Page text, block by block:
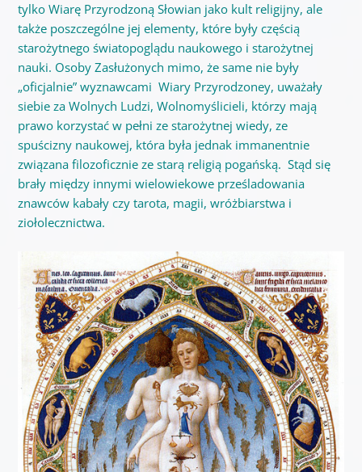
tylko Wiarę Przyrodzoną Słowian jako kult religijny, ale
także poszczególne jej elementy, które były częścią
starożytnego światopoglądu naukowego i starożytnej
nauki. Osoby Zasłużonych mimo, że same nie były
„oficjalnie” wyznawcami Wiary Przyrodzoney, uważały
siebie za Wolnych Ludzi, Wolnomyślicieli, którzy mają
prawo korzystać w pełni ze starożytnej wiedy, ze
spuścizny naukowej, która była jednak immanentnie
związana filozoficznie ze starą religią pogańską. Stąd się
brały między innymi wielowiekowe prześladowania
znawców kabały czy tarota, magii, wróżbiarstwa i
ziołolecznictwa.